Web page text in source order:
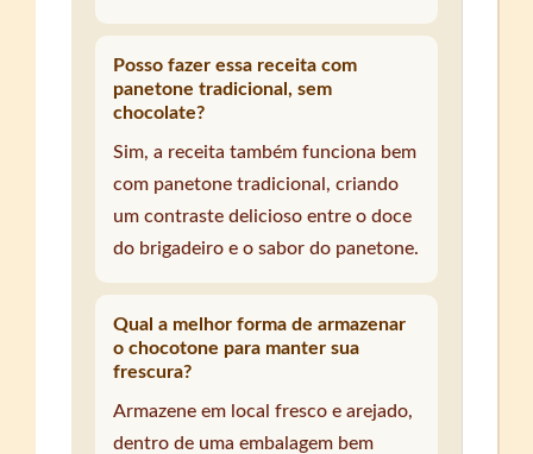
Posso fazer essa receita com
panetone tradicional, sem
chocolate?
Sim, a receita também funciona bem
com panetone tradicional, criando
um contraste delicioso entre o doce
do brigadeiro e o sabor do panetone.
Qual a melhor forma de armazenar
o chocotone para manter sua
frescura?
Armazene em local fresco e arejado,
dentro de uma embalagem bem